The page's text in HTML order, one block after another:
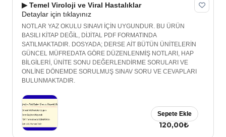
▶ Temel Viroloji ve Viral Hastalıklar
Detaylar için tıklayınız
NOTLAR YAZ OKULU SINAVI İÇİN UYGUNDUR. BU ÜRÜN
BASILI KİTAP DEĞİL, DİJİTAL PDF FORMATINDA
SATILMAKTADIR. DOSYADA; DERSE AİT BÜTÜN ÜNİTELERİN
GÜNCEL MÜFREDATA GÖRE DÜZENLENMİŞ NOTLARI, HAP
BİLGİLERİ, ÜNİTE SONU DEĞERLENDİRME SORULARI VE
ONLİNE DÖNEMDE SORULMUŞ SINAV SORU VE CEVAPLARI
BULUNMAKTADIR.
120,00₺
Sepete Ekle